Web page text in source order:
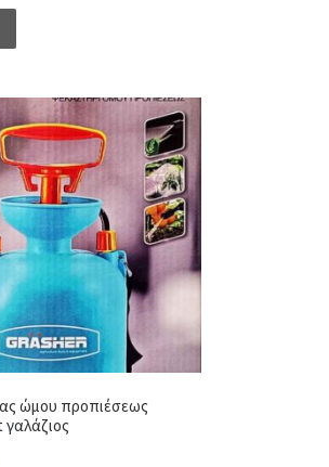
ώμου προπιέσεως
γαλάζιος